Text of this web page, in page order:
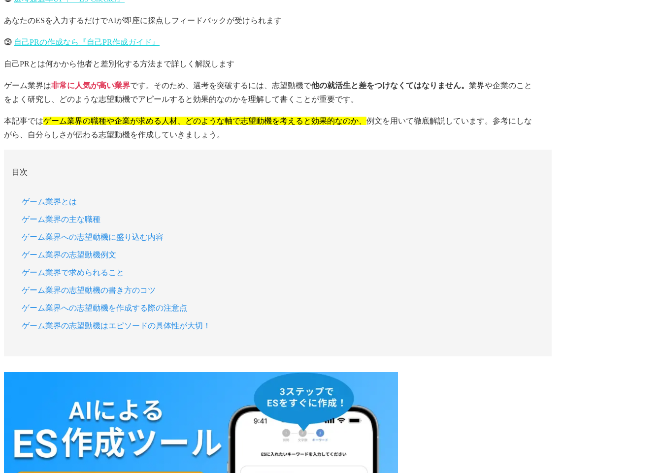
あなたのESを入力するだけでAIが即座に採点しフィードバックが受けられます
⓷ 自己PRの作成なら『自己PR作成ガイド』
自己PRとは何かから他者と差別化する方法まで詳しく解説します
ゲーム業界は非常に人気が高い業界です。そのため、選考を突破するには、志望動機で他の就活生と差をつけなくてはなりません。 業界や企業のこと
をよく研究し、どのような志望動機でアピールすると効果的なのかを理解して書くことが重要です。
本記事ではゲーム業界の職種や企業が求める人材、どのような軸で志望動機を考えると効果的なのか、 例文を用いて徹底解説しています。参考にしな
がら、自分らしさが伝わる志望動機を作成していきましょう。
目次
ゲーム業界とは
ゲーム業界の主な職種
ゲーム業界への志望動機に盛り込む内容
ゲーム業界の志望動機例文
ゲーム業界で求められること
ゲーム業界の志望動機の書き方のコツ
ゲーム業界への志望動機を作成する際の注意点
ゲーム業界の志望動機はエピソードの具体性が大切！